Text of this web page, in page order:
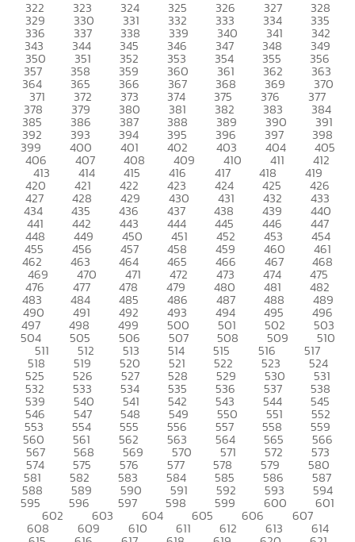
322 323 324 325 326 327 328
329 330 331 332 333 334 335
336 337 338 339 340 341 342
343 344 345 346 347 348 349
350 351 352 353 354 355 356
357 358 359 360 361 362 363
364 365 366 367 368 369 370
371 372 373 374 375 376 377
378 379 380 381 382 383 384
385 386 387 388 389 390 391
392 393 394 395 396 397 398
399 400 401 402 403 404 405
406 407 408 409 410 411 412
413 414 415 416 417 418 419
420 421 422 423 424 425 426
427 428 429 430 431 432 433
434 435 436 437 438 439 440
441 442 443 444 445 446 447
448 449 450 451 452 453 454
455 456 457 458 459 460 461
462 463 464 465 466 467 468
469 470 471 472 473 474 475
476 477 478 479 480 481 482
483 484 485 486 487 488 489
490 491 492 493 494 495 496
497 498 499 500 501 502 503
504 505 506 507 508 509 510
511 512 513 514 515 516 517
518 519 520 521 522 523 524
525 526 527 528 529 530 531
532 533 534 535 536 537 538
539 540 541 542 543 544 545
546 547 548 549 550 551 552
553 554 555 556 557 558 559
560 561 562 563 564 565 566
567 568 569 570 571 572 573
574 575 576 577 578 579 580
581 582 583 584 585 586 587
588 589 590 591 592 593 594
595 596 597 598 599 600 601
602 603 604 605 606 607
608 609 610 611 612 613 614